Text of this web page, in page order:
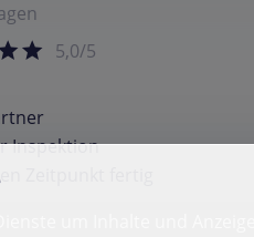
5,0/5
Inspektion
Zeitpunkt fertig